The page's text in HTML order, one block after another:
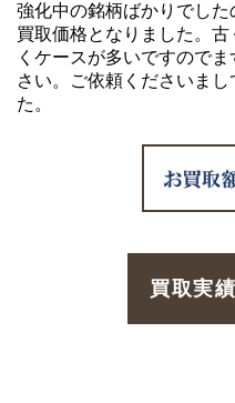
強化中の銘柄ばかりでし
買取価格となりました。
くケースが多いですので
さい。ご依頼くださいま
た。
買取実